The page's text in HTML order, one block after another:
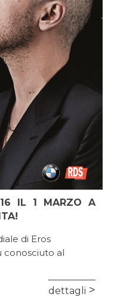
IL 1 MARZO A
di Eros
conosciuto al
dettagli